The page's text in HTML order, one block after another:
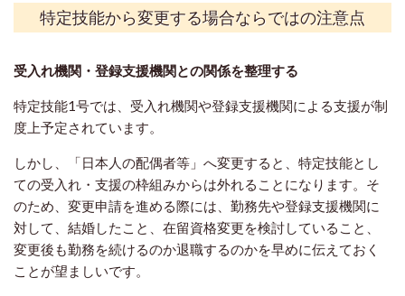
特定技能から変更する場合ならではの注意点
受入れ機関・登録支援機関との関係を整理する
特定技能1号では、受入れ機関や登録支援機関による支援が制
度上予定されています。
しかし、「日本人の配偶者等」へ変更すると、特定技能とし
ての受入れ・支援の枠組みからは外れることになります。そ
のため、変更申請を進める際には、勤務先や登録支援機関に
対して、結婚したこと、在留資格変更を検討していること、
変更後も勤務を続けるのか退職するのかを早めに伝えておく
ことが望ましいです。